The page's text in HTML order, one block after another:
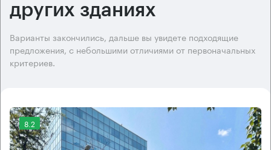
других зданиях
Варианты закончились, дальше вы увидете подходящие
предложения, с небольшими отличиями от первоначальных
критериев.
8.2